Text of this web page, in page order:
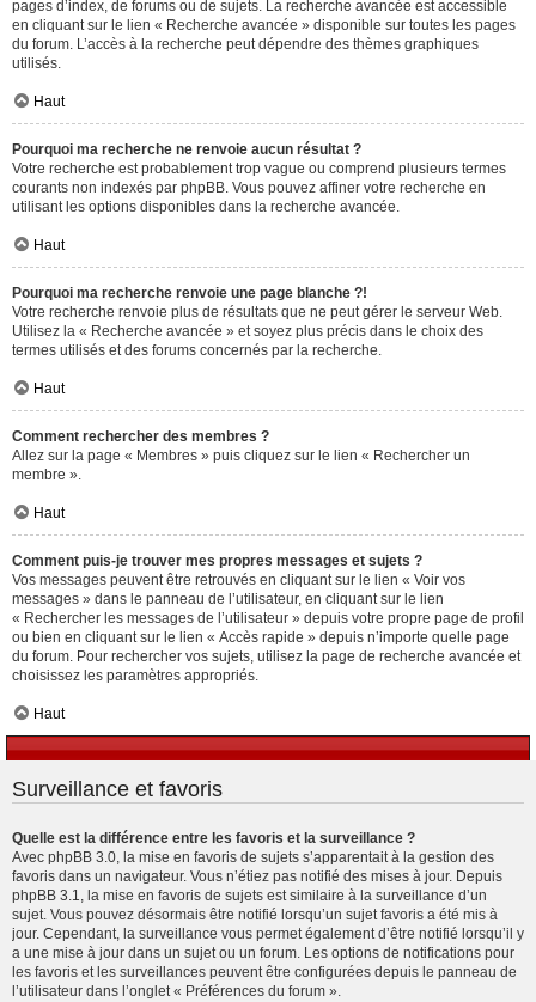
pages d’index, de forums ou de sujets. La recherche avancée est accessible
en cliquant sur le lien « Recherche avancée » disponible sur toutes les pages
du forum. L’accès à la recherche peut dépendre des thèmes graphiques
utilisés.
Haut
Pourquoi ma recherche ne renvoie aucun résultat ?
Votre recherche est probablement trop vague ou comprend plusieurs termes
courants non indexés par phpBB. Vous pouvez affiner votre recherche en
utilisant les options disponibles dans la recherche avancée.
Haut
Pourquoi ma recherche renvoie une page blanche ?!
Votre recherche renvoie plus de résultats que ne peut gérer le serveur Web.
Utilisez la « Recherche avancée » et soyez plus précis dans le choix des
termes utilisés et des forums concernés par la recherche.
Haut
Comment rechercher des membres ?
Allez sur la page « Membres » puis cliquez sur le lien « Rechercher un
membre ».
Haut
Comment puis-je trouver mes propres messages et sujets ?
Vos messages peuvent être retrouvés en cliquant sur le lien « Voir vos
messages » dans le panneau de l’utilisateur, en cliquant sur le lien
« Rechercher les messages de l’utilisateur » depuis votre propre page de profil
ou bien en cliquant sur le lien « Accès rapide » depuis n’importe quelle page
du forum. Pour rechercher vos sujets, utilisez la page de recherche avancée et
choisissez les paramètres appropriés.
Haut
Surveillance et favoris
Quelle est la différence entre les favoris et la surveillance ?
Avec phpBB 3.0, la mise en favoris de sujets s’apparentait à la gestion des
favoris dans un navigateur. Vous n’étiez pas notifié des mises à jour. Depuis
phpBB 3.1, la mise en favoris de sujets est similaire à la surveillance d’un
sujet. Vous pouvez désormais être notifié lorsqu’un sujet favoris a été mis à
jour. Cependant, la surveillance vous permet également d’être notifié lorsqu’il y
a une mise à jour dans un sujet ou un forum. Les options de notifications pour
les favoris et les surveillances peuvent être configurées depuis le panneau de
l’utilisateur dans l’onglet « Préférences du forum ».